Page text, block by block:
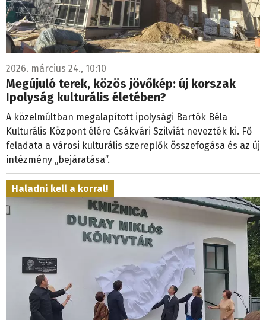
2026. március 24., 10:10
Megújuló terek, közös jövőkép: új korszak
Ipolyság kulturális életében?
A közelmúltban megalapított ipolysági Bartók Béla
Kulturális Központ élére Csákvári Szilviát nevezték ki. Fő
feladata a városi kulturális szereplők összefogása és az új
intézmény „bejáratása”.
Haladni kell a korral!